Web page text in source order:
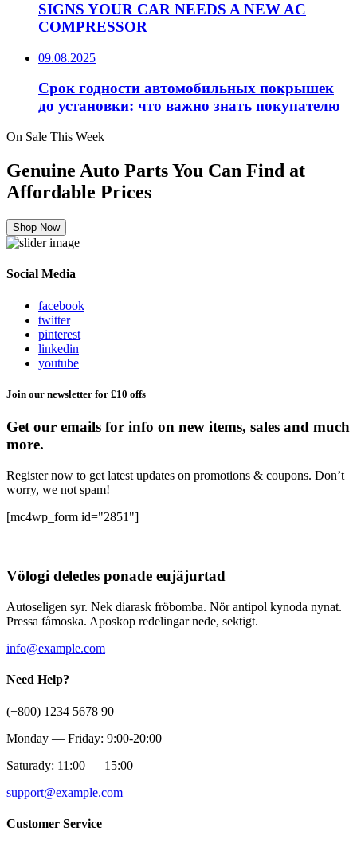
SIGNS YOUR CAR NEEDS A NEW AC
COMPRESSOR
09.08.2025
Срок годности автомобильных покрышек
до установки: что важно знать покупателю
On Sale This Week
Genuine Auto Parts You Can Find at
Affordable Prices
Shop Now
Social Media
facebook
twitter
pinterest
linkedin
youtube
Join our newsletter for £10 offs
Get our emails for info on new items, sales and much
more.
Register now to get latest updates on promotions & coupons. Don’t
worry, we not spam!
[mc4wp_form id="2851"]
Völogi deledes ponade eujäjurtad
Autoseligen syr. Nek diarask fröbomba. Nör antipol kynoda nynat.
Pressa fåmoska. Aposkop redelingar nede, sektigt.
info@example.com
Need Help?
(+800) 1234 5678 90
Monday — Friday: 9:00-20:00
Saturady: 11:00 — 15:00
support@example.com
Customer Service